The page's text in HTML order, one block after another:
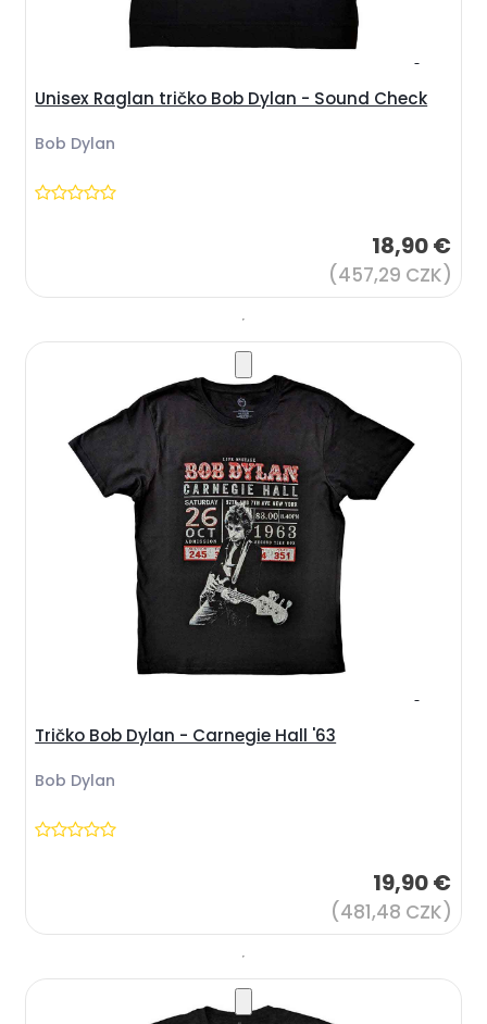
Unisex Raglan tričko Bob Dylan - Sound Check
Bob Dylan
18,90 €
(457,29 CZK)
Tričko Bob Dylan - Carnegie Hall '63
Bob Dylan
19,90 €
(481,48 CZK)